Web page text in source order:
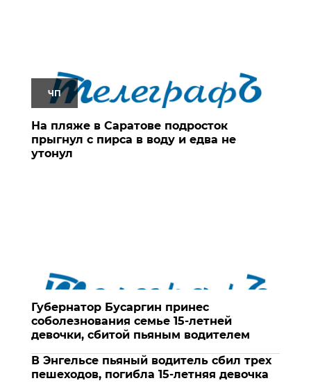
ЧП
На пляже в Саратове подросток
прыгнул с пирса в воду и едва не
утонул
Губернатор Бусаргин принес
соболезнования семье 15-летней
девочки, сбитой пьяным водителем
В Энгельсе пьяный водитель сбил трех
пешеходов, погибла 15-летняя девочка